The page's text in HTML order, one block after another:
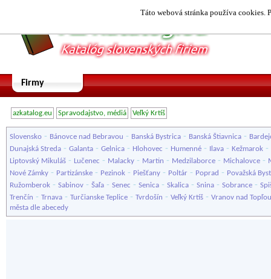
Táto webová stránka používa cookies.
Firmy
azkatalog.eu Spravodajstvo, médiá Veľký Krtíš
Slovensko - Bánovce nad Bebravou - Banská Bystrica - Banská Štiavnica -
Dunajská Streda - Galanta - Gelnica - Hlohovec - Humenné - Ilava - Kežmarok -
Liptovský Mikuláš - Lučenec - Malacky - Martin - Medzilaborce - Michalovce -
Nové Zámky - Partizánske - Pezinok - Piešťany - Poltár - Poprad - Považská
Ružomberok - Sabinov - Šaľa - Senec - Senica - Skalica - Snina - Sobrance -
Trenčín - Trnava - Turčianske Teplice - Tvrdošín - Veľký Krtíš - Vranov nad Topľou
města dle abecedy